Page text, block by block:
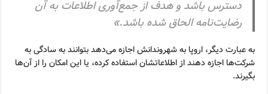
دسترس باشد و هدف از جمع‌آوری اطلاعات به آن
رضایت‌نامه الحاق شده باشد.»
به عبارت دیگر، اروپا به شهروندانش اجازه می‌دهد بتوانند به سادگی به
شرکت‌ها اجازه دهند از اطلاعاتشان استفاده کرده، یا این امکان را از آن‌ها
بگیرند.